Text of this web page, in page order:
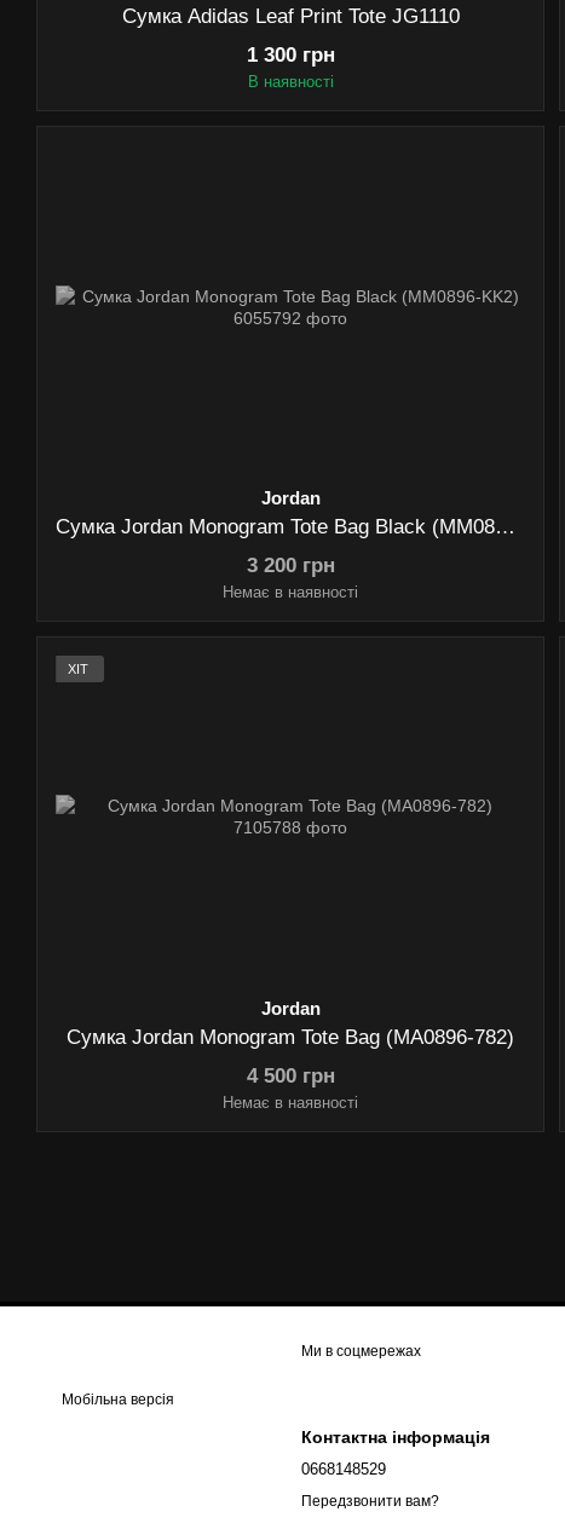
Сумка Adidas Leaf Print Tote JG1110
1 300 грн
В наявності
Jordan
Сумка Jordan Monogram Tote Bag Black (MM0896-KK2)
3 200 грн
Немає в наявності
ХІТ
Jordan
Сумка Jordan Monogram Tote Bag (MA0896-782)
4 500 грн
Немає в наявності
Мобільна версія
Ми в соцмережах
Контактна інформація
0668148529
Передзвонити вам?